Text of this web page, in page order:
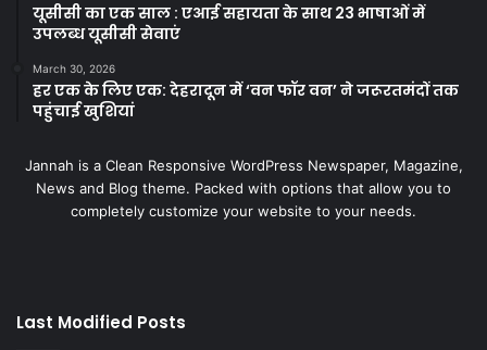
यूसीसी का एक साल : एआई सहायता के साथ 23 भाषाओं में
उपलब्ध यूसीसी सेवाएं
March 30, 2026
हर एक के लिए एक: देहरादून में ‘वन फॉर वन’ ने जरूरतमंदों तक
पहुंचाई खुशियां
Jannah is a Clean Responsive WordPress Newspaper, Magazine,
News and Blog theme. Packed with options that allow you to
completely customize your website to your needs.
Last Modified Posts